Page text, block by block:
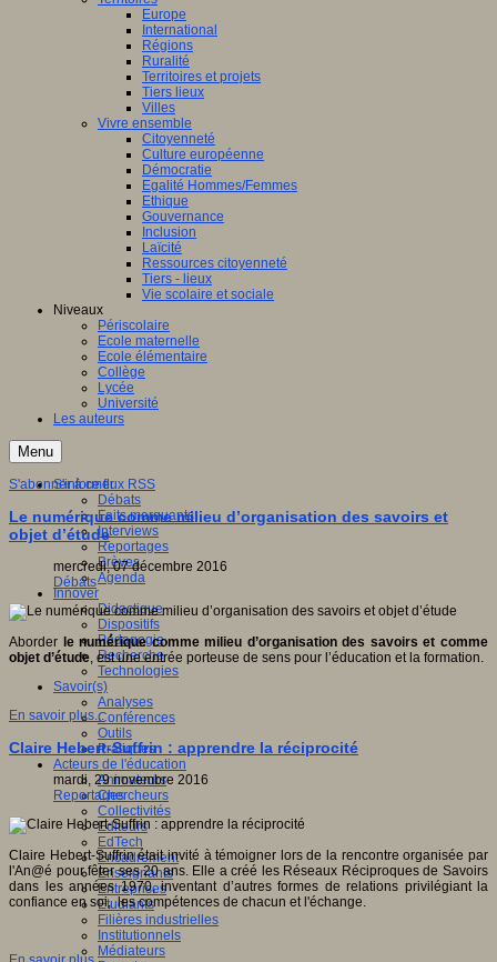
Europe
International
Régions
Ruralité
Territoires et projets
Tiers lieux
Villes
Vivre ensemble
Citoyenneté
Culture européenne
Démocratie
Egalité Hommes/Femmes
Ethique
Gouvernance
Inclusion
Laïcité
Ressources citoyenneté
Tiers - lieux
Vie scolaire et sociale
Niveaux
Périscolaire
Ecole maternelle
Ecole élémentaire
Collège
Lycée
Université
Les auteurs
Menu
S'informer
Débats
Faits marquants
Interviews
Reportages
Brèves
Agenda
Innover
Didactique
Dispositifs
Pédagogie
Recherche
Technologies
Savoir(s)
Analyses
Conférences
Outils
Pratiques
Acteurs de l'éducation
Animateurs
Chercheurs
Collectivités
Editeurs
EdTech
Encadrement
Enseignants
Entreprises
Etudiants
Filières industrielles
Institutionnels
Médiateurs
S'abonner à ce flux RSS
Le numérique comme milieu d’organisation des savoirs et
objet d’étude
mercredi, 07 décembre 2016
Débats
Aborder le numérique comme milieu d’organisation des savoirs et comme
objet d’étude, est une entrée porteuse de sens pour l’éducation et la formation.
En savoir plus...
Claire Hebert-Suffrin : apprendre la réciprocité
mardi, 29 novembre 2016
Reportages
Claire Hebert-Suffrin était invité à témoigner lors de la rencontre organisée par
l'An@é pour fêter ses 20 ans. Elle a créé les Réseaux Réciproques de Savoirs
dans les années 1970, inventant d’autres formes de relations privilégiant la
confiance en soi, les compétences de chacun et l'échange.